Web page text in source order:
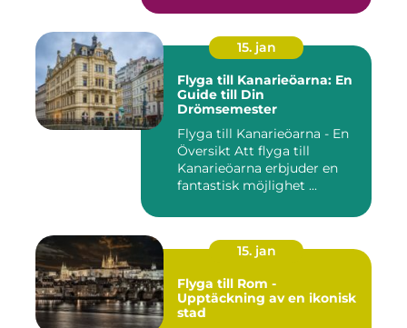
15. jan
Flyga till Kanarieöarna: En
Guide till Din
Drömsemester
Flyga till Kanarieöarna - En
Översikt Att flyga till
Kanarieöarna erbjuder en
fantastisk möjlighet ...
15. jan
Flyga till Rom -
Upptäckning av en ikonisk
stad